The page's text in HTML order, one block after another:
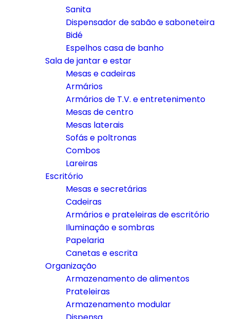
Sanita
Dispensador de sabão e saboneteira
Bidé
Espelhos casa de banho
Sala de jantar e estar
Mesas e cadeiras
Armários
Armários de T.V. e entretenimento
Mesas de centro
Mesas laterais
Sofás e poltronas
Combos
Lareiras
Escritório
Mesas e secretárias
Cadeiras
Armários e prateleiras de escritório
Iluminação e sombras
Papelaria
Canetas e escrita
Organização
Armazenamento de alimentos
Prateleiras
Armazenamento modular